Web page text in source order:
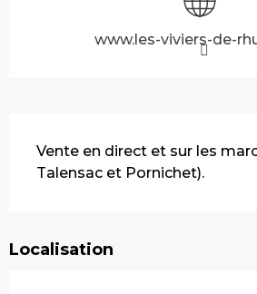
www.les-viviers-de-
Vente en direct et sur les
Talensac et Pornichet).
Localisation